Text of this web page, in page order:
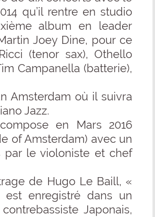
qu’il rentre en studio
album en leader
Joey Dine, pour ce
(tenor sax), Othello
Campanella (batterie),
Amsterdam où il suivra
Jazz.
en Mars 2016
of Amsterdam) avec un
par le violoniste et chef
de Hugo Le Baill, «
est enregistré dans un
Japonais,